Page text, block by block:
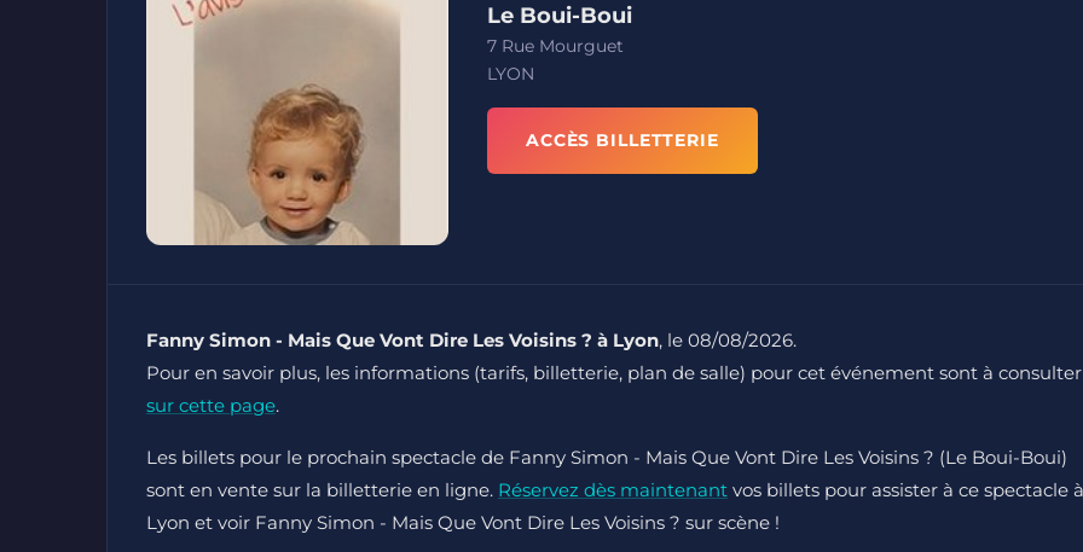
Le Boui-Boui
7 Rue Mourguet
LYON
ACCÈS BILLETTERIE
Fanny Simon - Mais Que Vont Dire Les Voisins ? à Lyon, le 08/08/2026.
Pour en savoir plus, les informations (tarifs, billetterie, plan de salle) pour cet événement sont à consulter
sur cette page.
Les billets pour le prochain spectacle de Fanny Simon - Mais Que Vont Dire Les Voisins ? (Le Boui-Boui)
sont en vente sur la billetterie en ligne. Réservez dès maintenant vos billets pour assister à ce spectacle à
Lyon et voir Fanny Simon - Mais Que Vont Dire Les Voisins ? sur scène !